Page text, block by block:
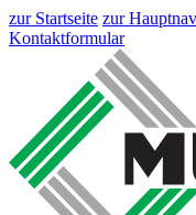
zur Startseite zur
Kontaktformular